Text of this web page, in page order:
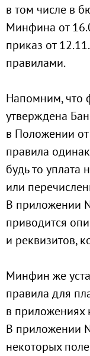
в том числе в
Минфина от
приказ от
правилами.
Напомним, что
утверждена
в Положении
правила
будь то уплата
или
В
приводится
и реквизитов,
Минфин же
правила для
в приложениях
В приложении
некоторых